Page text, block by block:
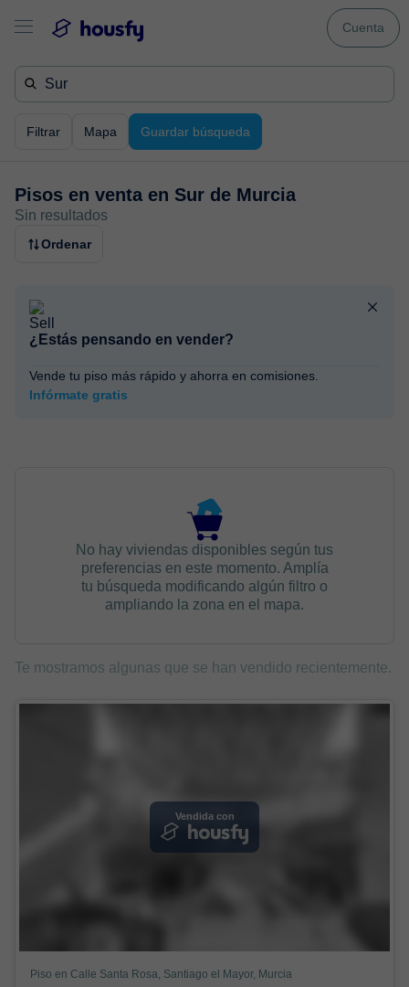
Cuenta
Filtrar Mapa Guardar búsqueda
Pisos en venta en Sur de Murcia
Sin resultados
Ordenar
¿Estás pensando en vender?
Vende tu piso más rápido y ahorra en comisiones.
Infórmate gratis
No hay viviendas disponibles según tus
preferencias en este momento. Amplía
tu búsqueda modificando algún filtro o
ampliando la zona en el mapa.
Te mostramos algunas que se han vendido recientemente.
Vendida con
Piso en Calle Santa Rosa, Santiago el Mayor, Murcia